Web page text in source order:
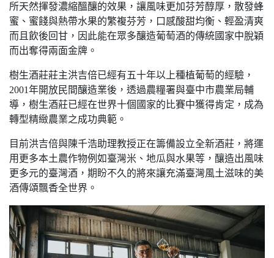
所天然揮發濃縮醞釀的效果，讓風味更加芬芳醇厚，散發蜂
蜜、蜜餞與熱帶水果的繁複芬芳，口感酸甜均衡、輕盈清爽
而且飲後回甘，因此能在眾多釀造葡萄酒的傳統國家中脫穎
而出奪得兩面金牌。
樹生酒莊莊主洪吉倍已經有五十年以上種植葡萄的經驗，
2001年開放民間釀造業後，透過農糧署與臺中市農業局輔
導，樹生酒莊已經在世界十個國家的比賽中獲得肯定，成為
轉型精緻農業之成功典範。
目前洪吉倍與陳千浩助理教授正在籌備設立全新酒莊，將運
用更多本土農作物例如臺灣米、地瓜與水果等，釀造出風味
更多元的臺灣酒，期盼不久的將來讓充滿臺灣風土滋味的美
酒傳頌飄香全世界。